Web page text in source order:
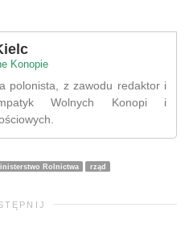
Konopie
polonista, z zawodu redaktor i
Wolnych Konopi i
Rolnictwa rząd